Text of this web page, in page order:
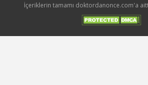
İçeriklerin tamamı doktordanonce.com'a